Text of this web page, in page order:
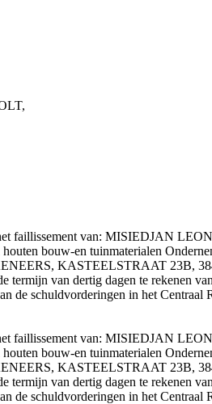
faillissement van: MISIEDJAN
bouw-en tuinmaterialen
KASTEELSTRAAT 23B,
van dertig dagen te rekenen
de schuldvorderingen in het Centraal
faillissement van: MISIEDJAN
bouw-en tuinmaterialen
KASTEELSTRAAT 23B,
van dertig dagen te rekenen
de schuldvorderingen in het Centraal